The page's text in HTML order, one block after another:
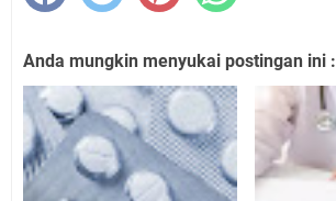
Anda mungkin menyukai postingan ini :